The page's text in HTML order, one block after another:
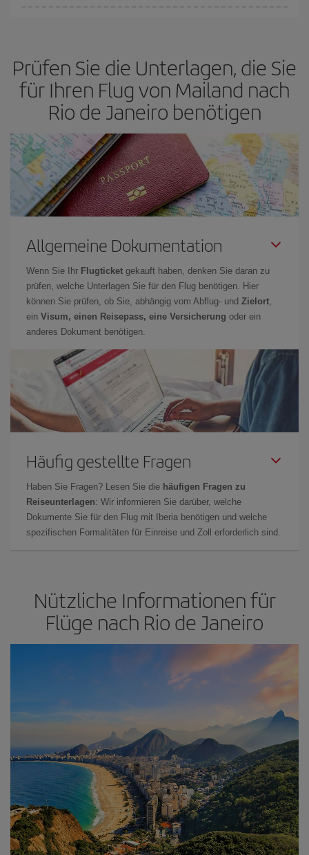
Prüfen Sie die Unterlagen, die Sie
für Ihren Flug von Mailand nach
Rio de Janeiro benötigen
Allgemeine Dokumentation
Wenn Sie Ihr Flugticket gekauft haben, denken Sie daran zu
prüfen, welche Unterlagen Sie für den Flug benötigen. Hier
können Sie prüfen, ob Sie, abhängig vom Abflug- und Zielort,
ein Visum, einen Reisepass, eine Versicherung oder ein
anderes Dokument benötigen.
Häufig gestellte Fragen
Haben Sie Fragen? Lesen Sie die häufigen Fragen zu
Reiseunterlagen: Wir informieren Sie darüber, welche
Dokumente Sie für den Flug mit Iberia benötigen und welche
spezifischen Formalitäten für Einreise und Zoll erforderlich sind.
Nützliche Informationen für
Flüge nach Rio de Janeiro